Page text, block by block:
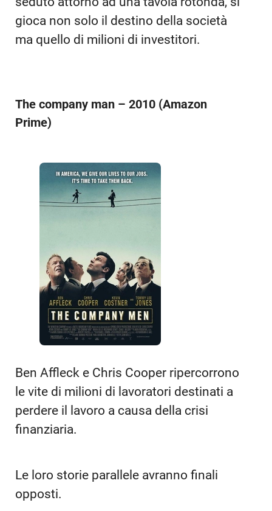
gioca non solo il destino della società
ma quello di milioni di investitori.
The company man – 2010 (Amazon
Prime)
Ben Affleck e Chris Cooper ripercorrono
le vite di milioni di lavoratori destinati a
perdere il lavoro a causa della crisi
finanziaria.
Le loro storie parallele avranno finali
opposti.